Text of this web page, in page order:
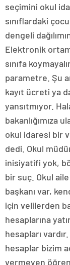
seçimini okul
sınıflardaki
dengeli
Elektronik
sınıfa
parametre. Şu
kayıt ücreti ya
yansıtmıyor.
bakanlığımıza
okul idaresi bir
dedi. Okul
inisiyatifi yok,
bir suç. Okul
başkanı var,
için velilerden
hesaplarına
hesapları
hesaplar bizim
vermeyen